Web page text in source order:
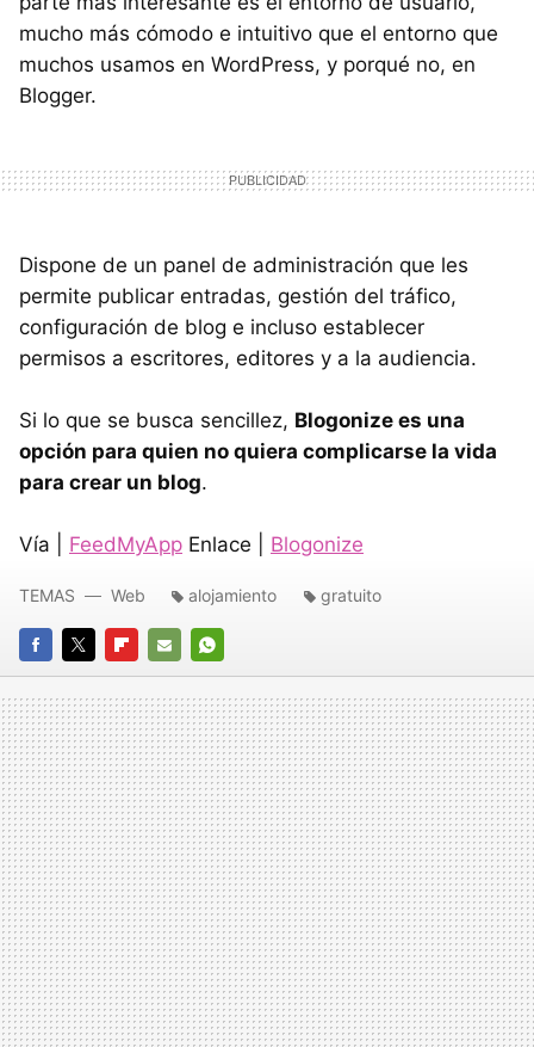
mucho más cómodo e intuitivo que el entorno que
muchos usamos en WordPress, y porqué no, en
Blogger.
Dispone de un panel de administración que les
permite publicar entradas, gestión del tráfico,
configuración de blog e incluso establecer
permisos a escritores, editores y a la audiencia.
Si lo que se busca sencillez, Blogonize es una
opción para quien no quiera complicarse la vida
para crear un blog.
Vía | FeedMyApp Enlace | Blogonize
FACEBOOK
TWITTERFLIPBOARD
E-
MAIL
WHATSAPP
TEMAS Web alojamiento gratuito